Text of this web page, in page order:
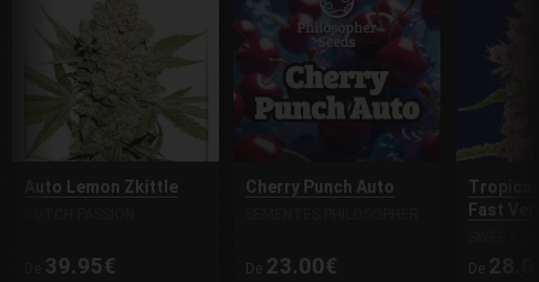
Auto Lemon Zkittle
39.95€
Cherry Punch Auto
De 23.00€
Fast
De